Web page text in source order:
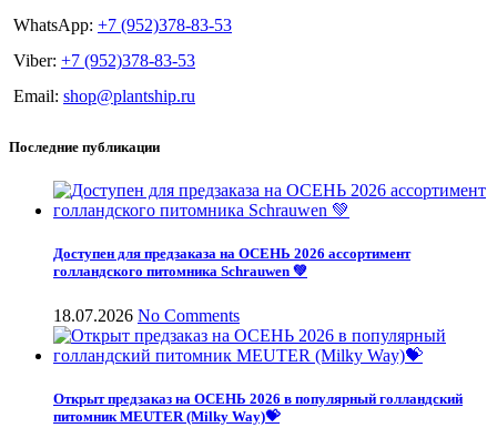
WhatsApp: +7 (952)378-83-53
Viber: +7 (952)378-83-53
Email: shop@plantship.ru
Последние публикации
Доступен для предзаказа на ОСЕНЬ 2026 ассортимент
голландского питомника Schrauwen 💚
18.07.2026 No Comments
Открыт предзаказ на ОСЕНЬ 2026 в популярный голландский
питомник MEUTER (Milky Way)💝